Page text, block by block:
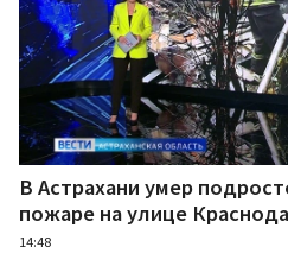
В Астрахани умер
пожаре на улице
14:48